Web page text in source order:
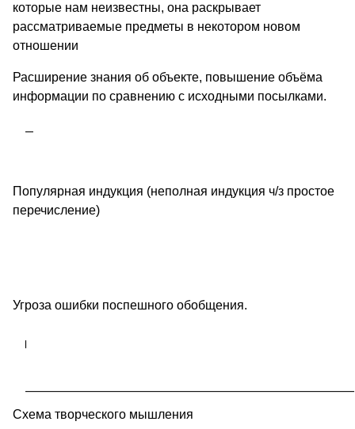
которые нам неизвестны, она раскрывает
рассматриваемые предметы в некотором новом
отношении
Расширение знания об объекте, повышение объёма
информации по сравнению с исходными посылками.
Популярная индукция (неполная индукция ч/з простое
перечисление)
Угроза ошибки поспешного обобщения.
Схема творческого мышления